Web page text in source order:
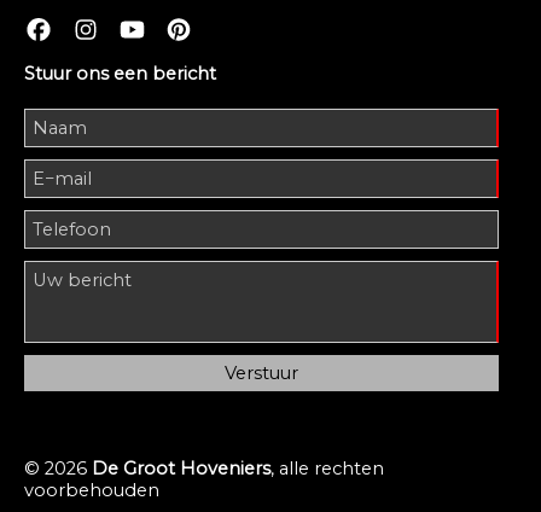
Stuur ons een bericht
© 2026 De Groot Hoveniers, alle rechten
voorbehouden